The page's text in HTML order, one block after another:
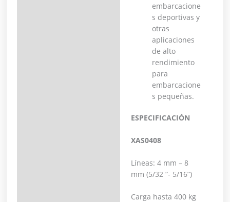
embarcacione
s deportivas y
otras
aplicaciones
de alto
rendimiento
para
embarcacione
s pequeñas.
ESPECIFICACIÓN
XAS0408
Líneas: 4 mm – 8
mm (5/32 “- 5/16”)
Carga hasta 400 kg